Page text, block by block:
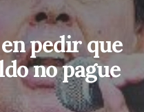
pedir que
no pague